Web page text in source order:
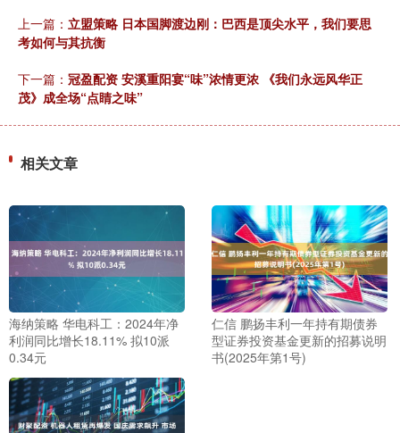
上一篇： 立盟策略 日本国脚渡边刚：巴西是顶尖水平，我们要思
考如何与其抗衡
下一篇： 冠盈配资 安溪重阳宴“味”浓情更浓 《我们永远风华正
茂》成全场“点睛之味”
相关文章
海纳策略 华电科工：2024年净
利润同比增长18.11% 拟10派
0.34元
仁信 鹏扬丰利一年持有期债券
型证券投资基金更新的招募说明
书(2025年第1号)